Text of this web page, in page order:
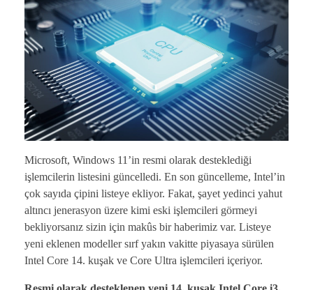
Microsoft, Windows 11’in resmi olarak desteklediği
işlemcilerin listesini güncelledi. En son güncelleme, Intel’in
çok sayıda çipini listeye ekliyor. Fakat, şayet yedinci yahut
altıncı jenerasyon üzere kimi eski işlemcileri görmeyi
bekliyorsanız sizin için makûs bir haberimiz var. Listeye
yeni eklenen modeller sırf yakın vakitte piyasaya sürülen
Intel Core 14. kuşak ve Core Ultra işlemcileri içeriyor.